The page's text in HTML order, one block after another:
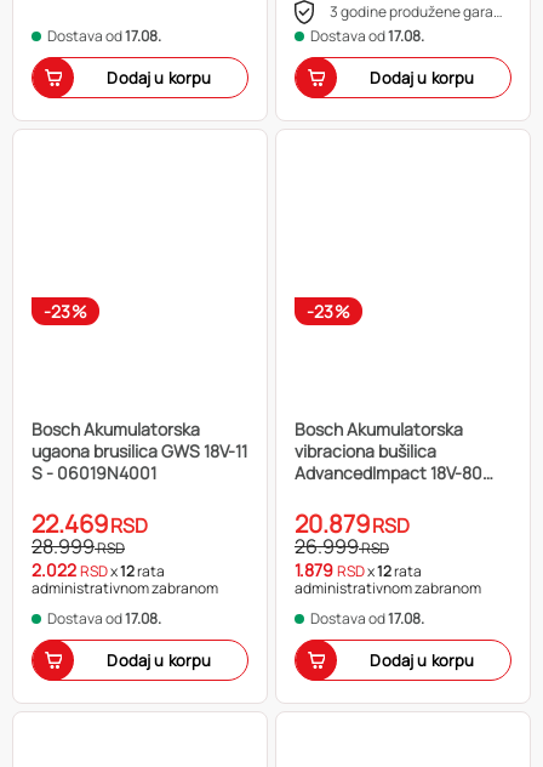
Dostava od17.08.
Dodaj u korpu
3 godine produžene garancije
Dostava od17.08.
Dodaj u korpu
-23%
Bosch Akumulatorska
ugaona brusilica GWS 18V-11
S - 06019N4001
22.469RSD
28.999RSD
2.022RSDx12rata
administrativnom zabranom
Dostava od17.08.
Dodaj u korpu
-23%
Bosch Akumulatorska
vibraciona bušilica
AdvancedImpact 18V-80
20.879RSD
26.999RSD
1.879RSDx12rata
administrativnom zabranom
Dostava od17.08.
Dodaj u korpu